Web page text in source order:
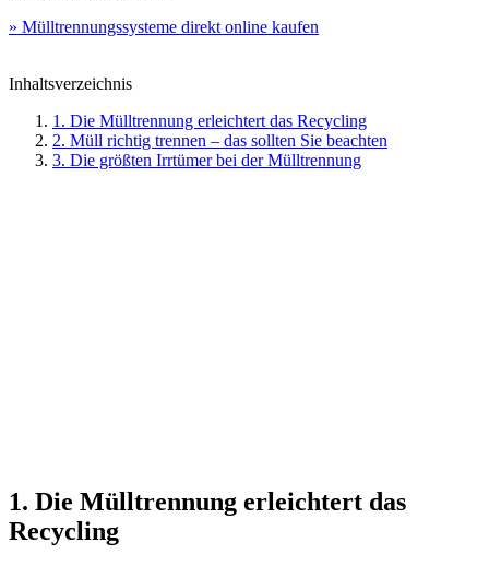
» Mülltrennungssysteme direkt online kaufen
Inhaltsverzeichnis
1. Die Mülltrennung erleichtert das Recycling
2. Müll richtig trennen – das sollten Sie beachten
3. Die größten Irrtümer bei der Mülltrennung
1. Die Mülltrennung erleichtert das
Recycling